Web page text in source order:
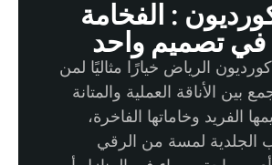
: الفخامة
في تصميم واحد
الرياض خيارًا مثاليًا لمن
بين الأناقة العملية والمتانة
الفريد وخاماتها الفاخرة،
الجلدية لمسة من الرقي